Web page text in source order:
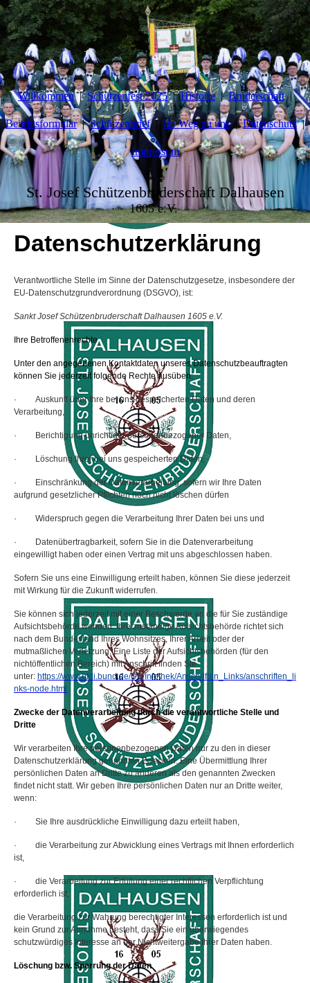
Willkommen Schützenfest 2025 Historie Bruderschaft
Beitrittsformular Schützenbrief Ihr Weg zu uns Datenschutz
Impressum
St. Josef Schützenbruderschaft Dalhausen
1605 e.V.
Datenschutzerklärung
Verantwortliche Stelle im Sinne der Datenschutzgesetze, insbesondere der
EU-Datenschutzgrundverordnung (DSGVO), ist:
Sankt Josef Schützenbruderschaft Dalhausen 1605 e.V.
Ihre Betroffenenrechte
Unter den angegebenen Kontaktdaten unseres Datenschutzbeauftragten
können Sie jederzeit folgende Rechte ausüben:
· Auskunft über Ihre bei uns gespeicherten Daten und deren
Verarbeitung,
· Berichtigung unrichtiger personenbezogener Daten,
· Löschung Ihrer bei uns gespeicherten Daten,
· Einschränkung der Datenverarbeitung, sofern wir Ihre Daten
aufgrund gesetzlicher Pflichten noch nicht löschen dürfen
· Widerspruch gegen die Verarbeitung Ihrer Daten bei uns und
· Datenübertragbarkeit, sofern Sie in die Datenverarbeitung
eingewilligt haben oder einen Vertrag mit uns abgeschlossen haben.
Sofern Sie uns eine Einwilligung erteilt haben, können Sie diese jederzeit
mit Wirkung für die Zukunft widerrufen.
Sie können sich jederzeit mit einer Beschwerde an die für Sie zuständige
Aufsichtsbehörde wenden. Ihre zuständige Aufsichtsbehörde richtet sich
nach dem Bundesland Ihres Wohnsitzes, Ihrer Arbeit oder der
mutmaßlichen Verletzung. Eine Liste der Aufsichtsbehörden (für den
nichtöffentlichen Bereich) mit Anschrift finden Sie
unter: https://www.bfdi.bund.de/DE/Infothek/Anschriften_Links/anschriften_li
nks-node.html
Zwecke der Datenverarbeitung durch die verantwortliche Stelle und
Dritte
Wir verarbeiten Ihre personenbezogenen Daten nur zu den in dieser
Datenschutzerklärung genannten Zwecken. Eine Übermittlung Ihrer
persönlichen Daten an Dritte zu anderen als den genannten Zwecken
findet nicht statt. Wir geben Ihre persönlichen Daten nur an Dritte weiter,
wenn:
· Sie Ihre ausdrückliche Einwilligung dazu erteilt haben,
· die Verarbeitung zur Abwicklung eines Vertrags mit Ihnen erforderlich
ist,
· die Verarbeitung zur Erfüllung einer rechtlichen Verpflichtung
erforderlich ist,
die Verarbeitung zur Wahrung berechtigter Interessen erforderlich ist und
kein Grund zur Annahme besteht, dass Sie ein überwiegendes
schutzwürdiges Interesse an der Nichtweitergabe Ihrer Daten haben.
Löschung bzw. Sperrung der Daten